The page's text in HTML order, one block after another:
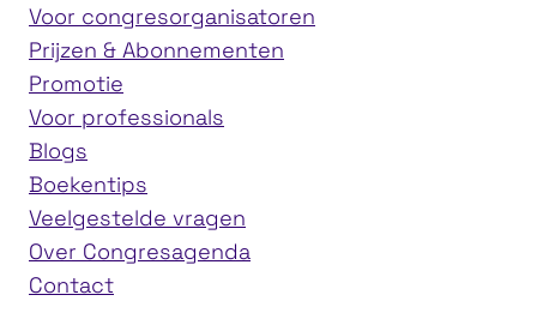
Voor congresorganisatoren
Prijzen & Abonnementen
Promotie
Voor professionals
Blogs
Boekentips
Veelgestelde vragen
Over Congresagenda
Contact